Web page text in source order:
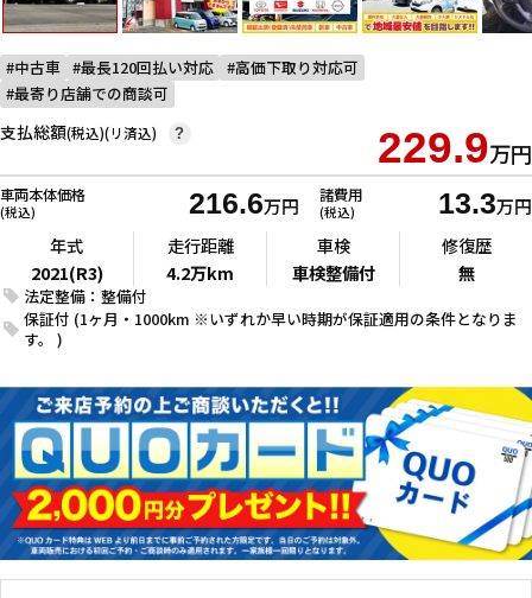
中古車 最長120回払い対応
高価下取り対応可
最寄り店舗での商談可
支払総額(税込)(リ済込) 229.9万円
?
車両本体価格
(税込) 216.6万円 諸費用
(税込) 13.3万円
法定整備：整備付
保証付 (1ヶ月・1000km ※いずれか早い時期が保証適用の条件となりま
す。 )
年式
2021(R3)
走行距離
4.2万km
車検
車検整備付
修復歴
無